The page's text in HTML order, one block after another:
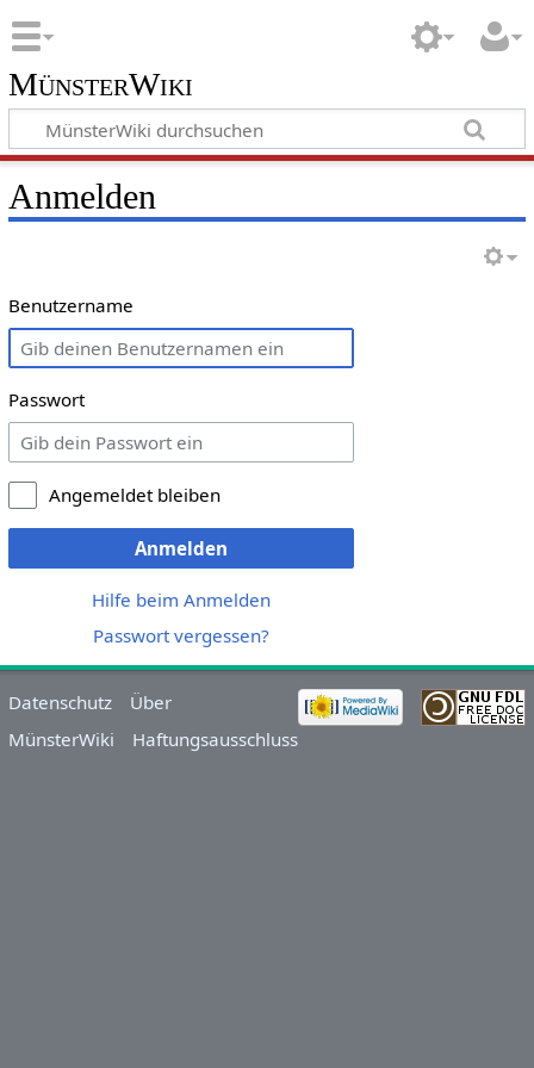
MünsterWiki
Anmelden
Benutzername
Passwort
Angemeldet bleiben
Anmelden
Hilfe beim Anmelden
Passwort vergessen?
Datenschutz
Über
MünsterWiki
Haftungsausschluss